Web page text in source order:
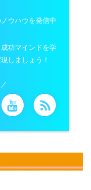
ウハウを発信中
功マインドを学
しましょう！